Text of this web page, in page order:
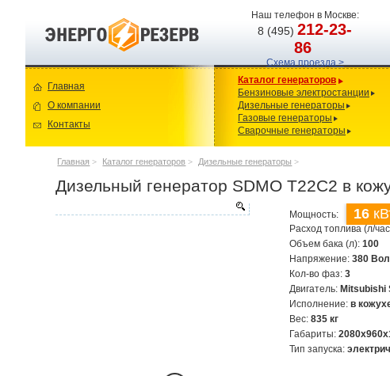
Наш телефон в Москве:
8 (495)212-23-
86
Схема проезда >
Главная
О компании
Контакты
Каталог генераторов
Бензиновые электростанции
Дизельные генераторы
Газовые генераторы
Сварочные генераторы
Главная > Каталог генераторов > Дизельные генераторы >
Дизельный генератор SDMO T22C2 в
Мощность: 16
Расход топлива (л/
Объем бака (л):100
Напряжение:380
Кол-во фаз:3
Двигатель: Mitsubishi
Исполнение:в
Вес:835 кг
Габариты:
Тип запуска: